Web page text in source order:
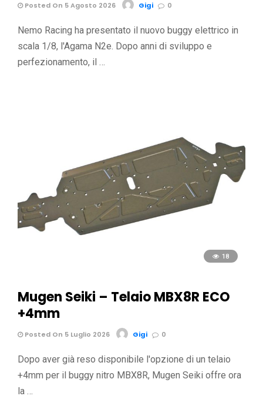
Posted On 5 Agosto 2026 Gigi 0
Nemo Racing ha presentato il nuovo buggy elettrico in
scala 1/8, l'Agama N2e. Dopo anni di sviluppo e
perfezionamento, il …
18
Mugen Seiki – Telaio MBX8R ECO
+4mm
Posted On 5 Luglio 2026 Gigi 0
Dopo aver già reso disponibile l'opzione di un telaio
+4mm per il buggy nitro MBX8R, Mugen Seiki offre ora
la …